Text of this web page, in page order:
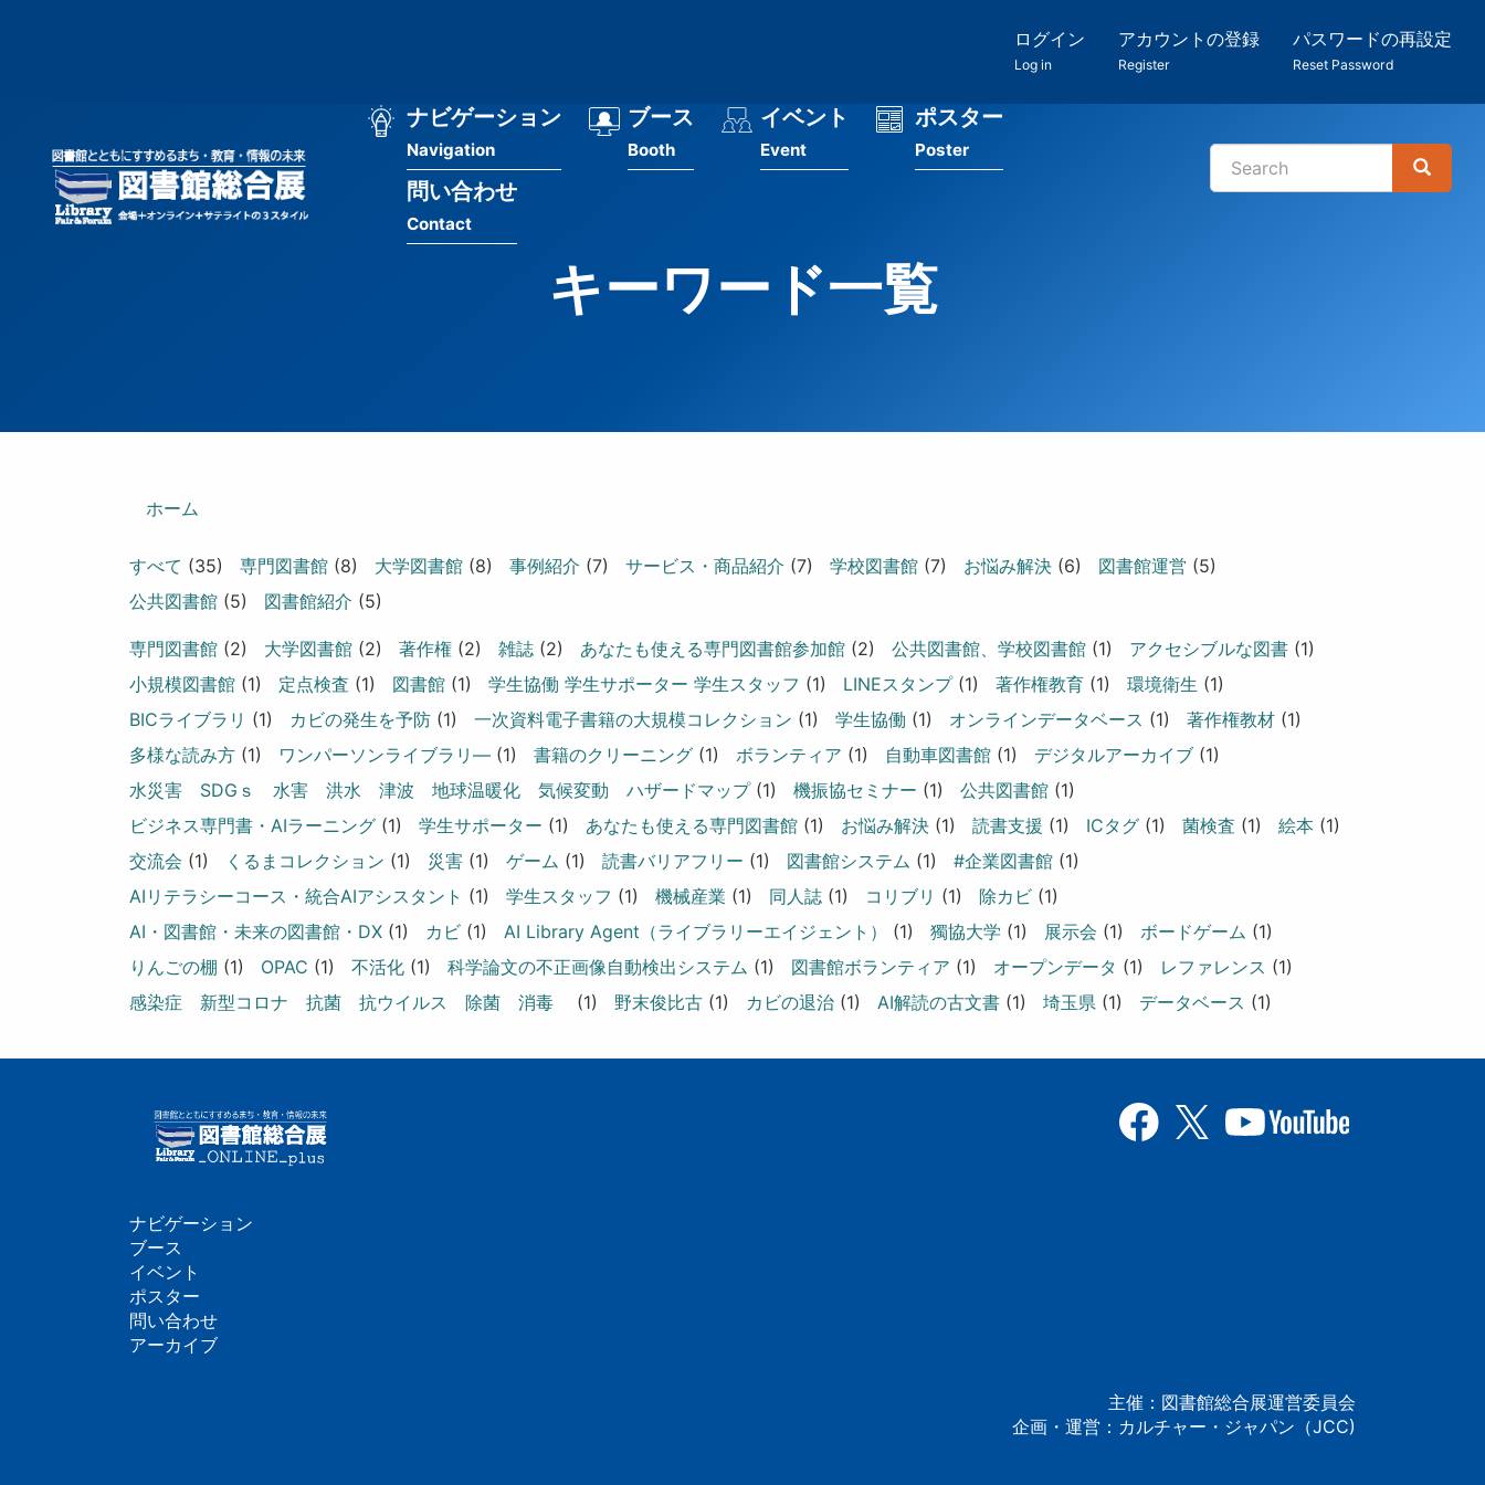
ー
ザ
ュ
ログイン
Log in
アカウントの登録
Register
パスワードの再設定
Reset Password
メ
シ
ナビゲーション
Navigation
ブース
Booth
イベント
Event
ポスター
Poster
問い合わせ
Contact
検
Search
Search
キーワード一覧
ホーム
すべて (35) 専門図書館(8) 大学図書館(8) 事例紹介 (7) サービス・商品紹介 (7) 学校図書館(7) お悩み解決(6) 図書館運営 (5)
公共図書館(5) 図書館紹介 (5)
専門図書館(2) 大学図書館(2) 著作権(2) 雑誌(2) あなたも使える専門図書館参加館(2) 公共図書館、学校図書館(1) アクセシブルな図書(1)
小規模図書館(1) 定点検査 (1) 図書館(1) 学生協働 学生サポーター 学生スタッフ (1) LINEスタンプ(1) 著作権教育(1) 環境衛生 (1)
BICライブラリ (1) カビの発生を予防(1) 一次資料電子書籍の大規模コレクション (1) 学生協働 (1) オンラインデータベース (1) 著作権教材(1)
多様な読み方(1) ワンパーソンライブラリ―(1) 書籍のクリーニング(1) ボランティア (1) 自動車図書館(1) デジタルアーカイブ(1)
水災害 SDGｓ 水害 洪水 津波 地球温暖化 気候変動 ハザードマップ(1) 機振協セミナー (1) 公共図書館(1)
ビジネス専門書・AIラーニング(1) 学生サポーター (1) あなたも使える専門図書館(1) お悩み解決(1) 読書支援 (1) ICタグ(1) 菌検査 (1) 絵本(1)
交流会 (1) くるまコレクション (1) 災害(1) ゲーム (1) 読書バリアフリー (1) 図書館システム (1) #企業図書館(1)
AIリテラシーコース・統合AIアシスタント (1) 学生スタッフ (1) 機械産業 (1) 同人誌(1) コリブリ (1) 除カビ(1)
AI・図書館・未来の図書館・DX(1) カビ(1) AI Library Agent（ライブラリーエイジェント） (1) 獨協大学 (1) 展示会 (1) ボードゲーム (1)
りんごの棚 (1) OPAC (1) 不活化(1) 科学論文の不正画像自動検出システム (1) 図書館ボランティア (1) オープンデータ (1) レファレンス (1)
感染症 新型コロナ 抗菌 抗ウイルス 除菌 消毒
(1) 野末俊比古(1) カビの退治(1) AI解読の古文書(1) 埼玉県(1) データベース (1)
フ
ッ
タ
ナビゲーション
ブース
イベント
ポスター
問い合わせ
アーカイブ
主催：図書館総合展運営委員会
企画・運営：カルチャー・ジャパン（JCC)